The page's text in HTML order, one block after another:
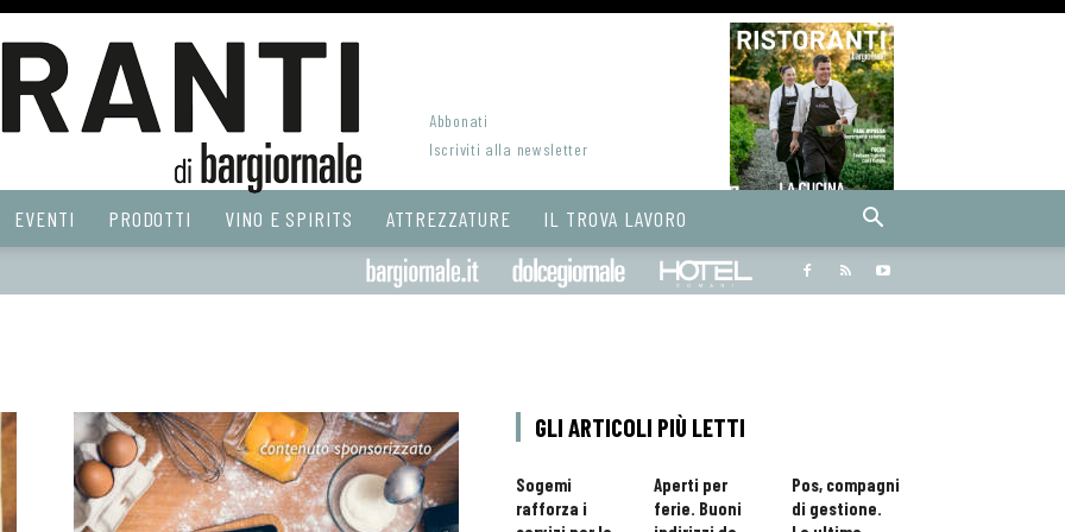
Abbonati
Iscriviti alla newsletter
EVENTI PRODOTTI VINO E SPIRITS ATTREZZATURE IL TROVA LAVORO
Bargiornale dolcegiornale
GLI ARTICOLI PIÙ LETTI
Sogemi
rafforza i
Aperti per
ferie. Buoni
Pos, compagni
di gestione.